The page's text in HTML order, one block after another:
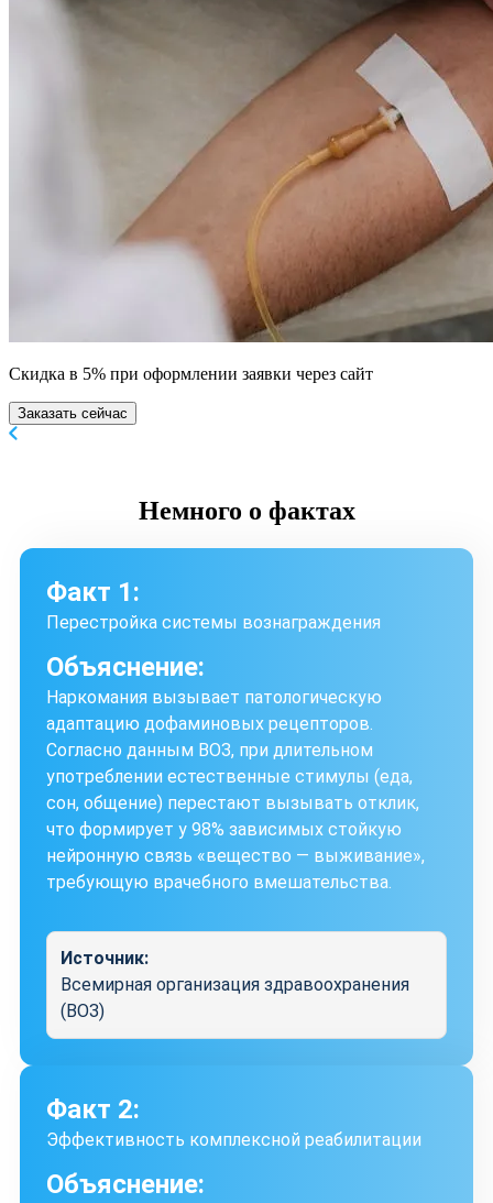
Скидка в 5% при оформлении заявки через сайт
Заказать сейчас
Немного о фактах
Факт 1:
Перестройка системы вознаграждения
Объяснение:
Наркомания вызывает патологическую
адаптацию дофаминовых рецепторов.
Согласно данным ВОЗ, при длительном
употреблении естественные стимулы (еда,
сон, общение) перестают вызывать отклик,
что формирует у 98% зависимых стойкую
нейронную связь «вещество — выживание»,
требующую врачебного вмешательства.
Источник:
Всемирная организация здравоохранения
(ВОЗ)
Факт 2:
Эффективность комплексной реабилитации
Объяснение: